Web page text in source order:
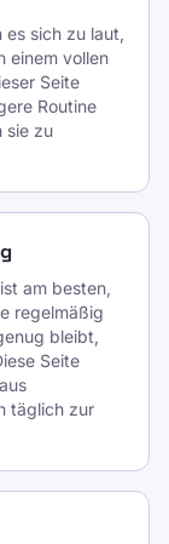
sich zu laut,
einem vollen
Seite
Routine
sie zu
am besten,
regelmäßig
bleibt,
Seite
täglich zur